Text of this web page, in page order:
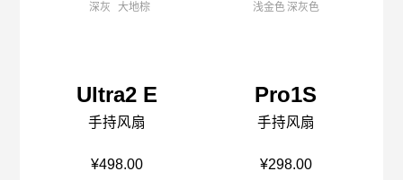
深灰 大地棕
Ultra2 E
手持风扇
¥498.00
浅金色深灰色
Pro1S
手持风扇
¥298.00